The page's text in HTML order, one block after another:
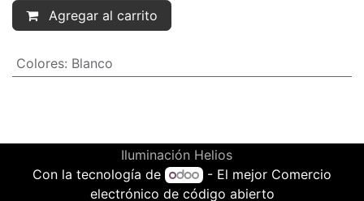
Agregar al carrito
Colores: Blanco
Iluminación Helios
Con la tecnología de
- El mejor Comercio
electrónico de código abierto